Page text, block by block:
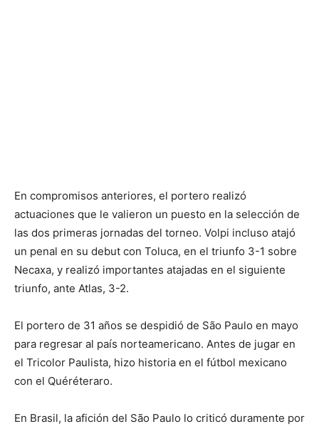
En compromisos anteriores, el portero realizó
actuaciones que le valieron un puesto en la selección de
las dos primeras jornadas del torneo. Volpi incluso atajó
un penal en su debut con Toluca, en el triunfo 3-1 sobre
Necaxa, y realizó importantes atajadas en el siguiente
triunfo, ante Atlas, 3-2.
El portero de 31 años se despidió de São Paulo en mayo
para regresar al país norteamericano. Antes de jugar en
el Tricolor Paulista, hizo historia en el fútbol mexicano
con el Quéréteraro.
En Brasil, la afición del São Paulo lo criticó duramente por